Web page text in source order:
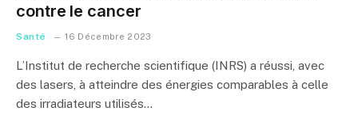
contre le cancer
Santé 16 Décembre 2023
L’Institut de recherche scientifique (INRS) a réussi, avec
des lasers, à atteindre des énergies comparables à celle
des irradiateurs utilisés…